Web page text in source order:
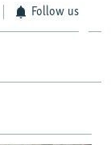
Follow us